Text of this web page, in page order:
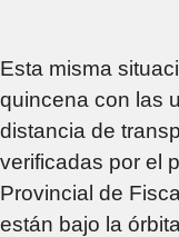
Esta misma
quincena con las
distancia de
verificadas por el
Provincial de
están bajo la